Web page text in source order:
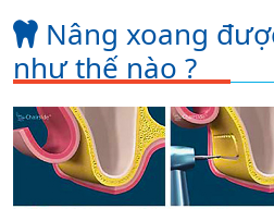
Nâng xoang
như thế nào ?